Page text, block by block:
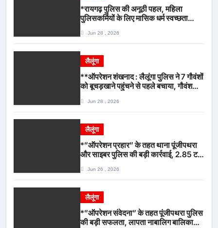
*रायगढ़ पुलिस की अनूठी पहल, महिला
पुलिसकर्मियों के लिए मासिक धर्म स्वच्छता
Jun 28 , 2026
लैलूंगा
**ऑपरेशन शंखनाद : लैलूंगा पुलिस ने 7 गौवंशों
को बूचड़खाने पहुंचने से पहले बचाया, गौवंश
Jun 28 , 2026
लैलूंगा
*”ऑपरेशन प्रहार” के तहत थाना पूंजीपथरा
और साइबर पुलिस की बड़ी कार्रवाई, 2.85 टन
Jun 26 , 2026
लैलूंगा
*”ऑपरेशन संवेदना” के तहत पूंजीपथरा पुलिस
की बड़ी सफलता, लापता नाबालिग बालिका